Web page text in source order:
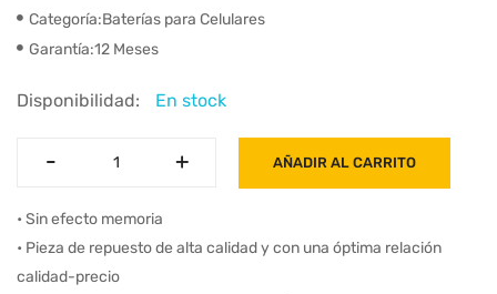
Categoría:Baterías para Celulares
Garantía:12 Meses
Disponibilidad: En stock
- +
- + AÑADIR AL CARRITO
• Sin efecto memoria
• Pieza de repuesto de alta calidad y con una óptima relación
calidad-precio